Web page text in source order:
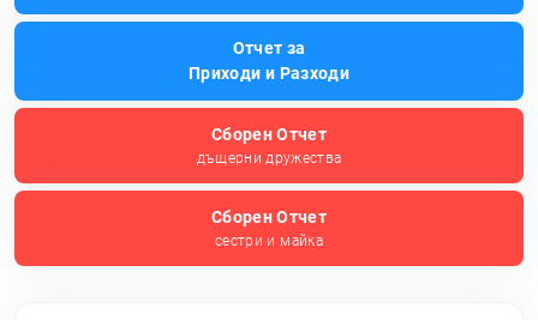
Отчет за
Приходи и Разходи
Сборен Отчет
дъщерни дружества
Сборен Отчет
сестри и майка